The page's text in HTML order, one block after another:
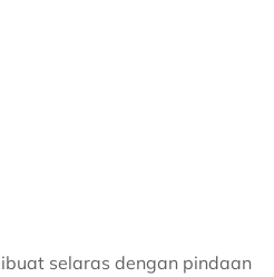
selaras dengan pindaan